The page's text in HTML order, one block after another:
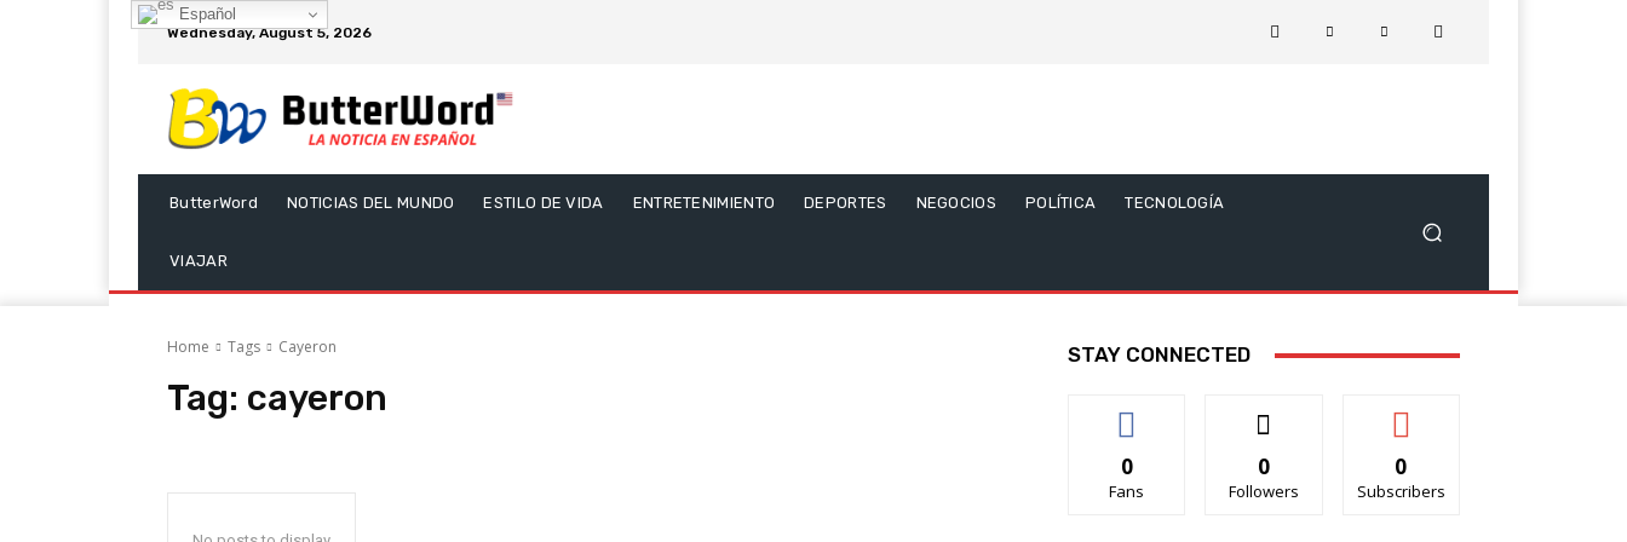
Wednesday, August 5, 2026
ButterWord NOTICIAS DEL MUNDO ESTILO DE VIDA ENTRETENIMIENTO DEPORTES NEGOCIOS POLÍTICA TECNOLOGÍA
VIAJAR
Home Tags Cayeron
Tag: cayeron
STAY CONNECTED
0
Fans
0
Followers
0
Subscribers
Español